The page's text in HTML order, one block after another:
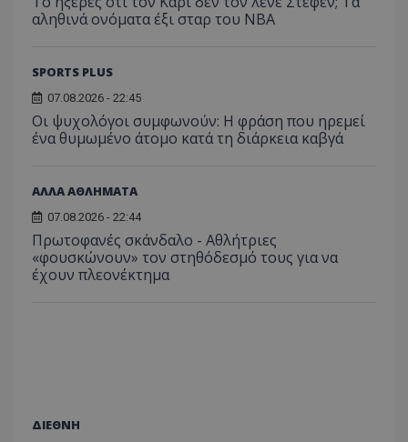
αληθινά ονόματα έξι σταρ του NBA
SPORTS PLUS
07.08.2026 - 22:45
Οι ψυχολόγοι συμφωνούν: Η φράση που ηρεμεί
ένα θυμωμένο άτομο κατά τη διάρκεια καβγά
ΑΛΛΑ ΑΘΛΗΜΑΤΑ
07.08.2026 - 22:44
Πρωτοφανές σκάνδαλο - Aθλήτριες
«φουσκώνουν» τον στηθόδεσμό τους για να
έχουν πλεονέκτημα
ΔΙΕΘΝΗ